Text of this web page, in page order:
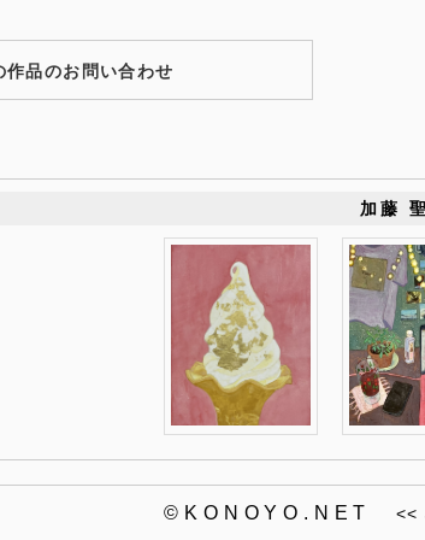
作品のお問い合わせ
加藤
©KONOYO.NET<<